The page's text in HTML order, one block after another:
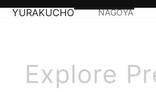
YURAKUCHO NAGOYA
Explore